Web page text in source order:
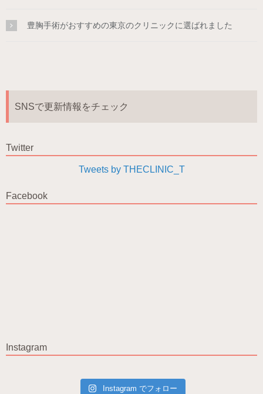
豊胸手術がおすすめの東京のクリニックに選ばれました
SNSで更新情報をチェック
Twitter
Tweets by THECLINIC_T
Facebook
Instagram
Instagram でフォロー